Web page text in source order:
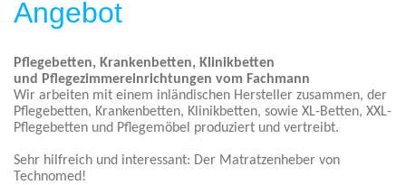
Angebot
Pflegebetten, Krankenbetten, Klinikbetten
und Pflegezimmereinrichtungen vom Fachmann
Wir arbeiten mit einem inländischen Hersteller zusammen, der
Pflegebetten, Krankenbetten, Klinikbetten, sowie XL-Betten, XXL-
Pflegebetten und Pflegemöbel produziert und vertreibt.
Sehr hilfreich und interessant: Der Matratzenheber von
Technomed!